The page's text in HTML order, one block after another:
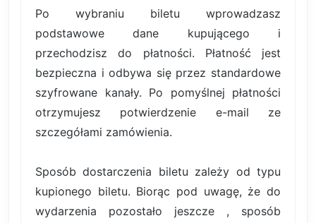
Po wybraniu biletu wprowadzasz
podstawowe dane kupującego i
przechodzisz do płatności. Płatność jest
bezpieczna i odbywa się przez standardowe
szyfrowane kanały. Po pomyślnej płatności
otrzymujesz potwierdzenie e-mail ze
szczegółami zamówienia.
Sposób dostarczenia biletu zależy od typu
kupionego biletu. Biorąc pod uwagę, że do
wydarzenia pozostało jeszcze , sposób